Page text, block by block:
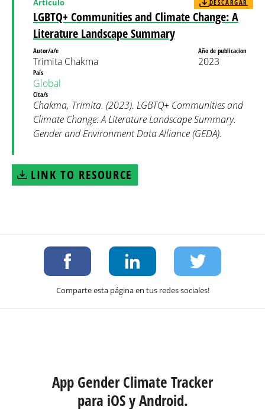
LGBTQ+ Communities and Climate Change: A
Literature Landscape Summary
DESCARGAR
Autor/a/e
Trimita Chakma
Año de publicacion
2023
País
Global
Cita/s
Chakma, Trimita. (2023). LGBTQ+ Communities and
Climate Change: A Literature Landscape Summary.
Gender and Environment Data Alliance (GEDA).
LINK TO RESOURCE
Comparte esta página en tus redes sociales!
App Gender Climate Tracker
para iOS y Android.